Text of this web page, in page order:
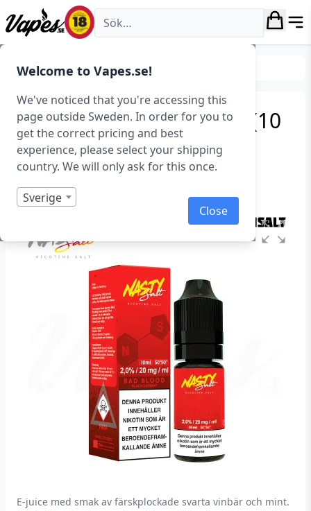
Welcome to Vapes.se!
We've noticed that you're accessing this
page outside Sweden. In order for you to
get the correct pricing and best
experience, please select your shipping
country. We will only ask for this once.
Sverige
Close
Vapes.se
E-juice Smaker Frukt & Bär
Nasty Juice – Bad Blood (10
ml, 20 mg Nikotinsalt)
Art.nr: 36633
Slut i lager
E-juice med smak av färskplockade svarta vinbär och mint.